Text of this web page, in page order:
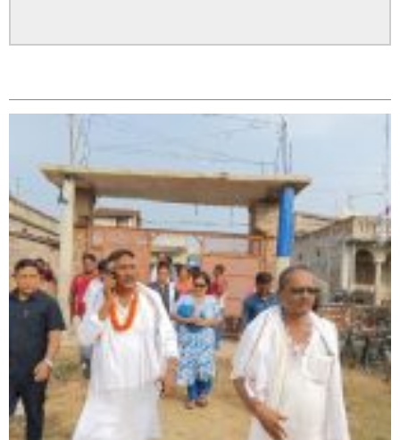
सिराहा-२ मा संजय यादव भिड्ने !